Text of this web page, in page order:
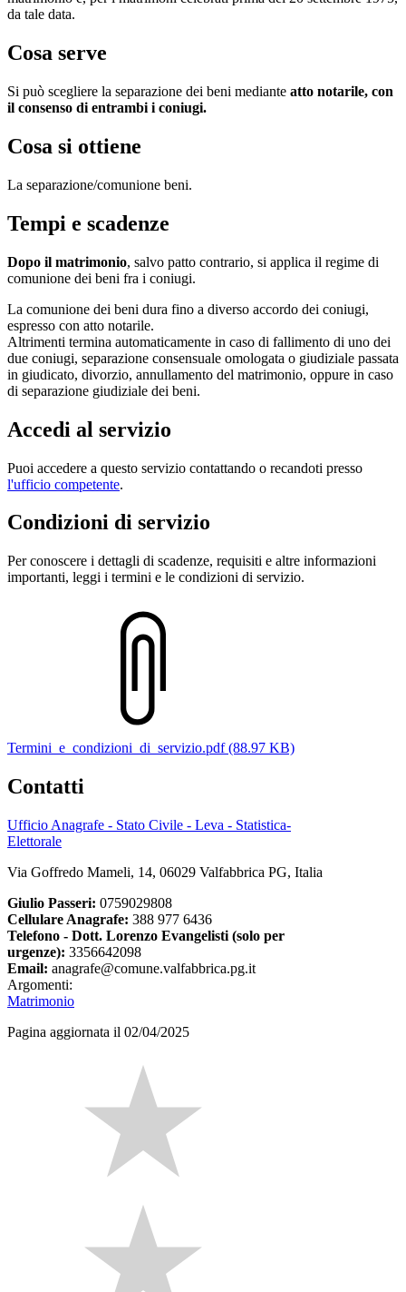
da tale data.
Cosa serve
Si può scegliere la separazione dei beni mediante atto notarile, con
il consenso di entrambi i coniugi.
Cosa si ottiene
La separazione/comunione beni.
Tempi e scadenze
Dopo il matrimonio, salvo patto contrario, si applica il regime di
comunione dei beni fra i coniugi.
La comunione dei beni dura fino a diverso accordo dei coniugi,
espresso con atto notarile.
Altrimenti termina automaticamente in caso di fallimento di uno dei
due coniugi, separazione consensuale omologata o giudiziale passata
in giudicato, divorzio, annullamento del matrimonio, oppure in caso
di separazione giudiziale dei beni.
Accedi al servizio
Puoi accedere a questo servizio contattando o recandoti presso
l'ufficio competente.
Condizioni di servizio
Per conoscere i dettagli di scadenze, requisiti e altre informazioni
importanti, leggi i termini e le condizioni di servizio.
Termini_e_condizioni_di_servizio.pdf (88.97 KB)
Contatti
Ufficio Anagrafe - Stato Civile - Leva - Statistica-
Elettorale
Via Goffredo Mameli, 14, 06029 Valfabbrica PG, Italia
Giulio Passeri: 0759029808
Cellulare Anagrafe: 388 977 6436
Telefono - Dott. Lorenzo Evangelisti (solo per
urgenze): 3356642098
Email: anagrafe@comune.valfabbrica.pg.it
Argomenti:
Matrimonio
Pagina aggiornata il 02/04/2025